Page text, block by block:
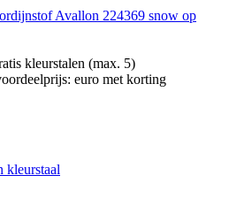
Avallon 224369 snow op
kleurstalen (max. 5)
euro met korting
kleurstaal